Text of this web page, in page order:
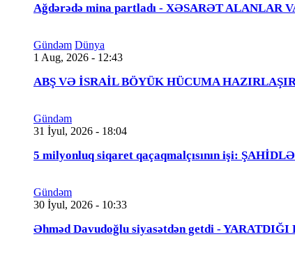
Ağdərədə mina partladı - XƏSARƏT ALANLAR
Gündəm Dünya
1 Aug, 2026 - 12:43
ABŞ VƏ İSRAİL BÖYÜK HÜCUMA
Gündəm
31 İyul, 2026 - 18:04
5 milyonluq siqaret qaçaqmalçısının işi:
Gündəm
30 İyul, 2026 - 10:33
Əhməd Davudoğlu siyasətdən getdi -